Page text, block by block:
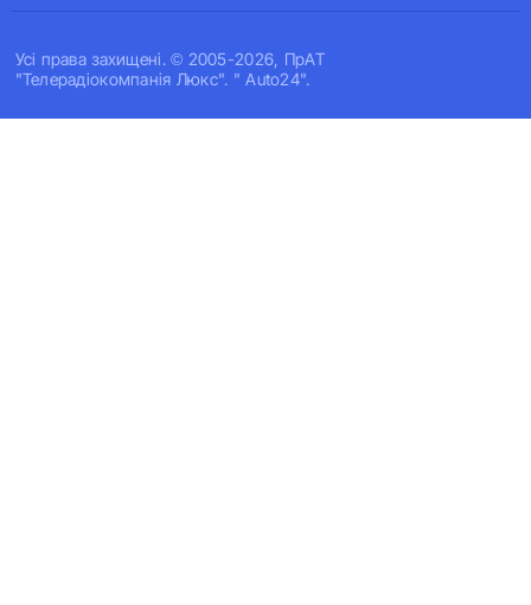
Усi права захищенi. © 2005-2026, ПрАТ
"Телерадіокомпанія Люкс". " Auto24".